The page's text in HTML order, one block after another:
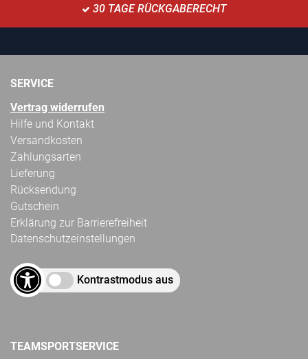
30 TAGE RÜCKGABERECHT
SERVICE
Vertrag widerrufen
Hilfe und Kontakt
Versandkosten
Zahlungsarten
Lieferung
Rücksendung
Gutschein
Erklärung zur Barrierefreiheit
Datenschutzeinstellungen
Kontrastmodus aus
TEAMSPORTSERVICE